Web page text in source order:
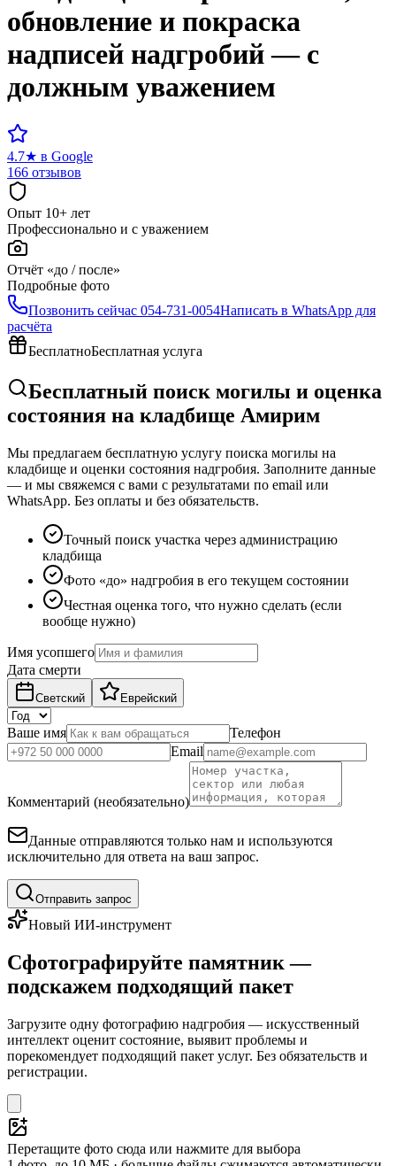
обновление и покраска
надписей надгробий — с
должным уважением
4.7★ в Google
166 отзывов
Опыт 10+ лет
Профессионально и с уважением
Отчёт «до / после»
Подробные фото
Позвонить сейчас 054-731-0054Написать в WhatsApp для
расчёта
БесплатноБесплатная услуга
Бесплатный поиск могилы и оценка
состояния на кладбище Амирим
Мы предлагаем бесплатную услугу поиска могилы на
кладбище и оценки состояния надгробия. Заполните данные
— и мы свяжемся с вами с результатами по email или
WhatsApp. Без оплаты и без обязательств.
Точный поиск участка через администрацию
кладбища
Фото «до» надгробия в его текущем состоянии
Честная оценка того, что нужно сделать (если
вообще нужно)
Имя усопшего
Дата смерти
Светский Еврейский
Ваше имя
Телефон
Email
Комментарий (необязательно)
Данные отправляются только нам и используются
исключительно для ответа на ваш запрос.
Отправить запрос
Новый ИИ-инструмент
Сфотографируйте памятник —
подскажем подходящий пакет
Загрузите одну фотографию надгробия — искусственный
интеллект оценит состояние, выявит проблемы и
порекомендует подходящий пакет услуг. Без обязательств и
регистрации.
Перетащите фото сюда или нажмите для выбора